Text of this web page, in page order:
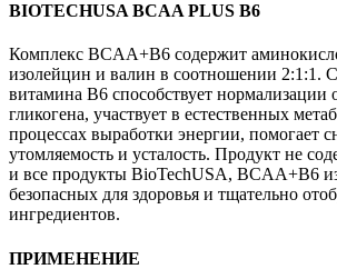
BIOTECHUSA BCAA PLUS B6
Комплекс BCAA+B6 содержит
изолейцин и валин в соотношении 2:1:1.
витамина B6 способствует нормализации
гликогена, участвует в естественных
процессах выработки энергии, помогает
утомляемость и усталость. Продукт не
и все продукты BioTechUSA, BCAA+B6
безопасных для здоровья и тщательно
ингредиентов.
ПРИМЕНЕНИЕ